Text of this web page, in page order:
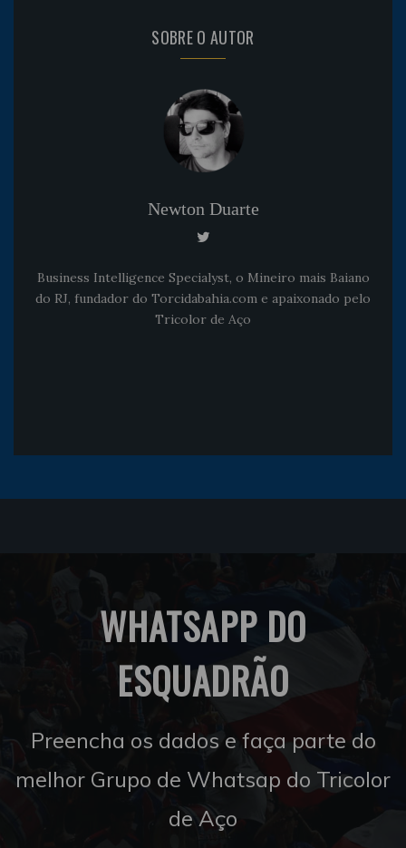
SOBRE O AUTOR
Newton Duarte
Business Intelligence Specialyst, o Mineiro mais Baiano
do RJ, fundador do Torcidabahia.com e apaixonado pelo
Tricolor de Aço
WHATSAPP DO
ESQUADRÃO
Preencha os dados e faça parte do
melhor Grupo de Whatsap do Tricolor
de Aço